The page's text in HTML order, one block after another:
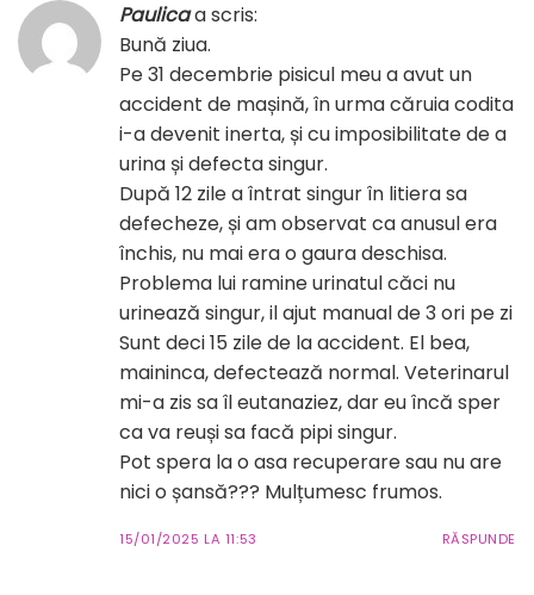
Paulicaa scris:
Bună ziua.
Pe 31 decembrie pisicul meu a avut un
accident de mașină, în urma căruia codita
i-a devenit inerta, și cu imposibilitate de a
urina și defecta singur.
După 12 zile a întrat singur în litiera sa
defecheze, și am observat ca anusul era
închis, nu mai era o gaura deschisa.
Problema lui ramine urinatul căci nu
urinează singur, il ajut manual de 3 ori pe zi
Sunt deci 15 zile de la accident. El bea,
maininca, defectează normal. Veterinarul
mi-a zis sa îl eutanaziez, dar eu încă sper
ca va reuși sa facă pipi singur.
Pot spera la o asa recuperare sau nu are
nici o șansă??? Mulțumesc frumos.
15/01/2025 LA 11:53 RĂSPUNDE